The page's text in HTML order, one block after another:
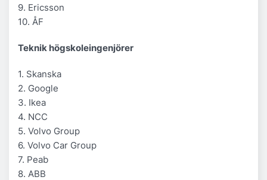
9. Ericsson
10. ÅF
Teknik högskoleingenjörer
1. Skanska
2. Google
3. Ikea
4. NCC
5. Volvo Group
6. Volvo Car Group
7. Peab
8. ABB